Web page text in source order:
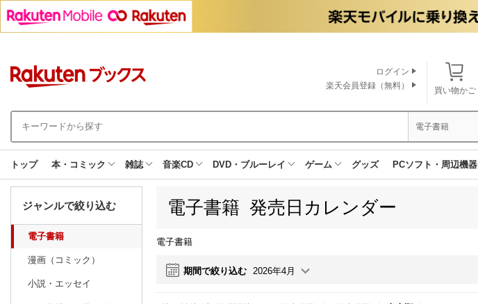
買い物かご
ログイン
楽天会員登録（無料）
電子書籍
トップ 本・コミック 雑誌 音楽CD DVD・ブルーレイ ゲーム グッズ PCソフト・周辺機器
ジャンルで絞り込む
電子書籍
漫画（コミック）
小説・エッセイ
電子書籍 発売日カレンダー
電子書籍
期間で絞り込む 2026年4月